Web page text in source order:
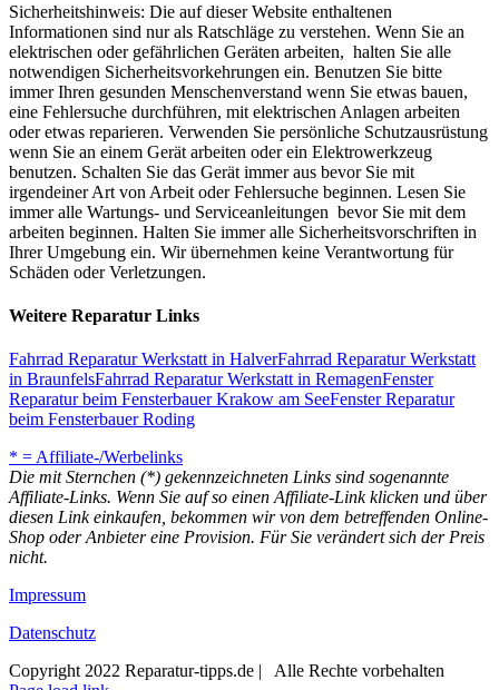
Sicherheitshinweis: Die auf dieser Website enthaltenen
Informationen sind nur als Ratschläge zu verstehen. Wenn Sie an
elektrischen oder gefährlichen Geräten arbeiten, halten Sie alle
notwendigen Sicherheitsvorkehrungen ein. Benutzen Sie bitte
immer Ihren gesunden Menschenverstand wenn Sie etwas bauen,
eine Fehlersuche durchführen, mit elektrischen Anlagen arbeiten
oder etwas reparieren. Verwenden Sie persönliche Schutzausrüstung
wenn Sie an einem Gerät arbeiten oder ein Elektrowerkzeug
benutzen. Schalten Sie das Gerät immer aus bevor Sie mit
irgendeiner Art von Arbeit oder Fehlersuche beginnen. Lesen Sie
immer alle Wartungs- und Serviceanleitungen bevor Sie mit dem
arbeiten beginnen. Halten Sie immer alle Sicherheitsvorschriften in
Ihrer Umgebung ein. Wir übernehmen keine Verantwortung für
Schäden oder Verletzungen.
Weitere Reparatur Links
Fahrrad Reparatur Werkstatt in HalverFahrrad Reparatur Werkstatt
in BraunfelsFahrrad Reparatur Werkstatt in RemagenFenster
Reparatur beim Fensterbauer Krakow am SeeFenster Reparatur
beim Fensterbauer Roding
* = Affiliate-/Werbelinks
Die mit Sternchen (*) gekennzeichneten Links sind sogenannte
Affiliate-Links. Wenn Sie auf so einen Affiliate-Link klicken und über
diesen Link einkaufen, bekommen wir von dem betreffenden Online-
Shop oder Anbieter eine Provision. Für Sie verändert sich der Preis
nicht.
Impressum
Datenschutz
Copyright 2022 Reparatur-tipps.de | Alle Rechte vorbehalten